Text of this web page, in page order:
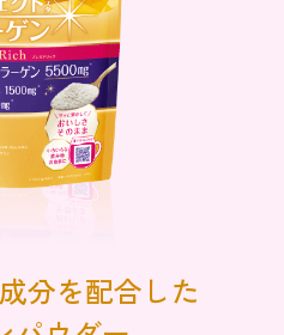
分を配合した